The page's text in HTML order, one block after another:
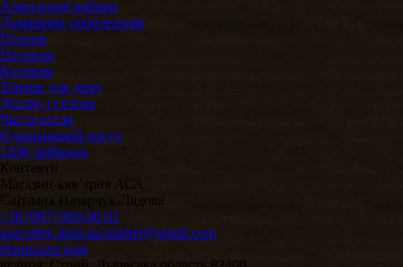
Алкогольні набори
Домашнім улюбленцям
Птахам
Песикам
Котикам
Товари для дому
Догляд і гігієна
Чиста оселя
Одноразовий посуд
1200 дрібниць
Контакти
Магазин-кавʼярня АСА
Світлана Назарчук-Лядова
+38 (097) 000-00-01
asacoffee.shop.ua.market@gmail.com
Написати нам